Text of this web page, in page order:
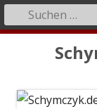
Primäres